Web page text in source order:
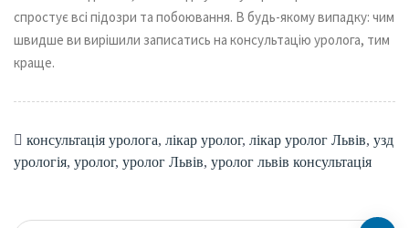
спростує всі підозри та побоювання. В будь-якому випадку: чим
швидше ви вирішили записатись на консультацію уролога, тим
краще.
консультація уролога, лікар уролог, лікар уролог Львів, узд
урологія, уролог, уролог Львів, уролог львів консультація